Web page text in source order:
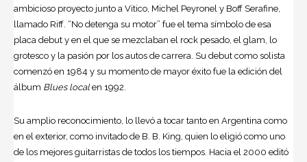
ambicioso proyecto junto a Vitico, Michel Peyronel y Boff Serafine,
llamado Riff. “No detenga su motor” fue el tema símbolo de esa
placa debut y en el que se mezclaban el rock pesado, el glam, lo
grotesco y la pasión por los autos de carrera. Su debut como solista
comenzó en 1984 y su momento de mayor éxito fue la edición del
álbum Blues localen 1992.
Su amplio reconocimiento, lo llevó a tocar tanto en Argentina como
en el exterior, como invitado de B. B. King, quien lo eligió como uno
de los mejores guitarristas de todos los tiempos. Hacia el 2000 editó